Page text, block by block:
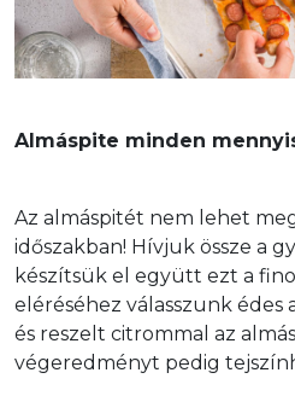
Almáspite minden
Az almáspitét nem lehet
időszakban! Hívjuk össze a
készítsük el együtt ezt a
eléréséhez válasszunk édes
és reszelt citrommal az
végeredményt pedig